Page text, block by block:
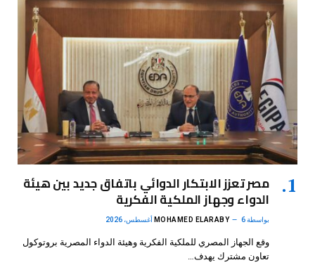
مصر تعزز الابتكار الدوائي باتفاق جديد بين هيئة
الدواء وجهاز الملكية الفكرية
بواسطة MOHAMED ELARABY 6 أغسطس، 2026
وقع الجهاز المصري للملكية الفكرية وهيئة الدواء المصرية بروتوكول
تعاون مشترك يهدف…